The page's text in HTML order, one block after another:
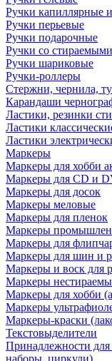
Ручки капиллярные
Ручки перьевые
Ручки подарочные
Ручки со
Ручки шариковые
Ручки-роллеры
Стержни, чернила,
Карандаши
Ластики, резинки
Ластики
Ластики
Маркеры
Маркеры для хобби
Маркеры для CD и
Маркеры для досок
Маркеры меловые
Маркеры для пленок
Маркеры
Маркеры для
Маркеры для шин и
Маркеры и воск для
Маркеры
Маркеры для хобби
Маркеры
Маркеры-краски
Текстовыделители
Принадлежности
наборы, циркули)